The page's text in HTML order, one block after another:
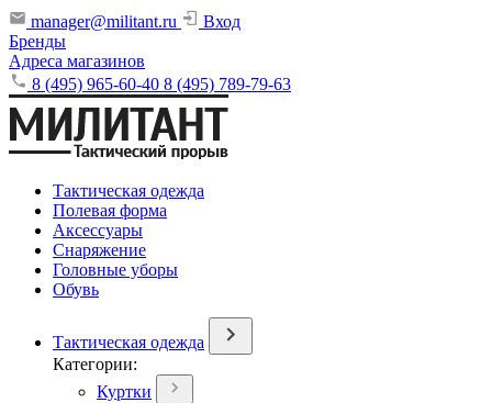
manager@militant.ru
Вход
Бренды
Адреса магазинов
8 (495) 965-60-40 8 (495) 789-79-63
Тактическая одежда
Полевая форма
Аксессуары
Снаряжение
Головные уборы
Обувь
Тактическая одежда
Категории:
Куртки